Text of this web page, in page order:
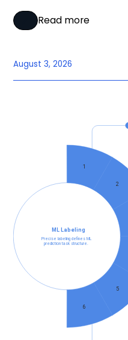
Read more
August 3, 2026